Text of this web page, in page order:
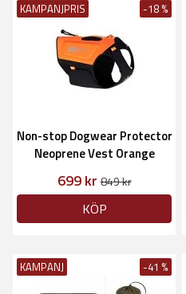
KAMPANJPRIS -18 %
Non-stop Dogwear Protector
Neoprene Vest Orange
699 kr849 kr
KÖP
KAMPANJ -41 %